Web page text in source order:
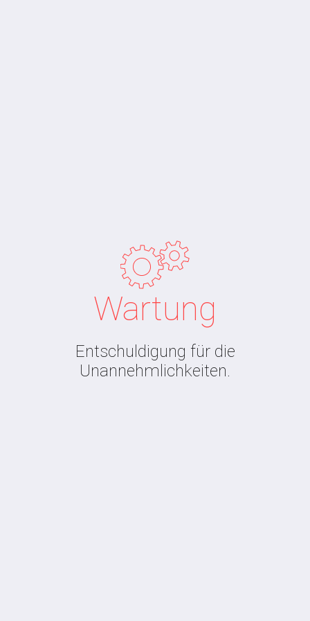
Wartung
Entschuldigung für die
Unannehmlichkeiten.